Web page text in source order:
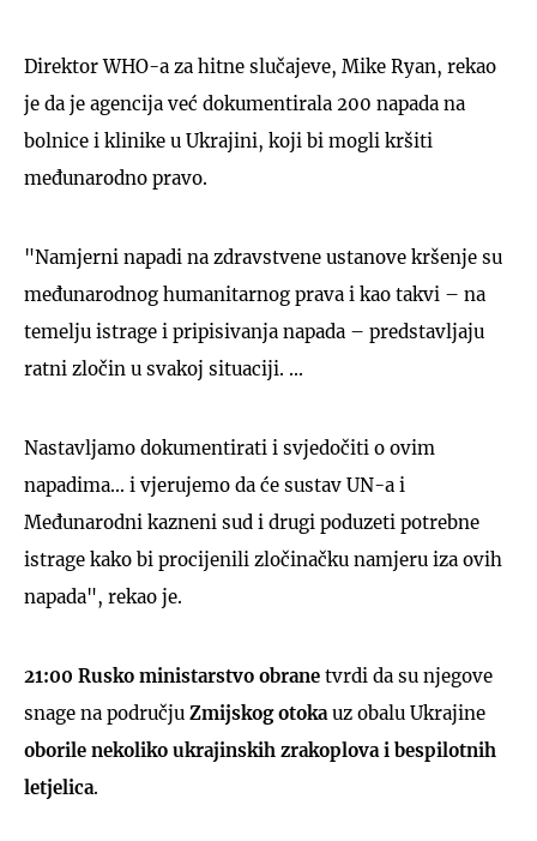
Direktor WHO-a za hitne slučajeve, Mike Ryan, rekao
je da je agencija već dokumentirala 200 napada na
bolnice i klinike u Ukrajini, koji bi mogli kršiti
međunarodno pravo.
"Namjerni napadi na zdravstvene ustanove kršenje su
međunarodnog humanitarnog prava i kao takvi – na
temelju istrage i pripisivanja napada – predstavljaju
ratni zločin u svakoj situaciji. ...
Nastavljamo dokumentirati i svjedočiti o ovim
napadima... i vjerujemo da će sustav UN-a i
Međunarodni kazneni sud i drugi poduzeti potrebne
istrage kako bi procijenili zločinačku namjeru iza ovih
napada", rekao je.
21:00 Rusko ministarstvo obrane tvrdi da su njegove
snage na području Zmijskog otokauz obalu Ukrajine
oborile nekoliko ukrajinskih zrakoplova i bespilotnih
letjelica.